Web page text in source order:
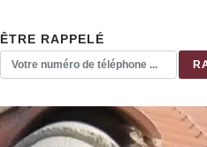
ÊTRE RAPPELÉ